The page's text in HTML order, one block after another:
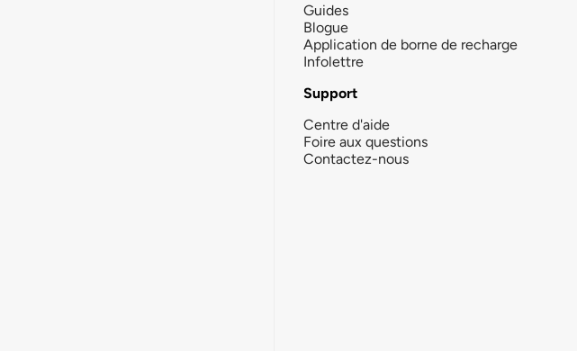
Guides
Blogue
Application de borne de recharge
Infolettre
Support
Centre d'aide
Foire aux questions
Contactez-nous